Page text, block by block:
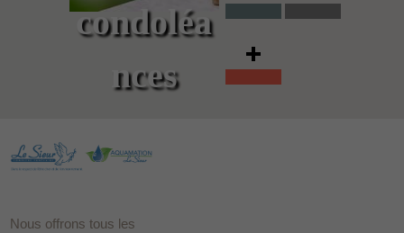
condoléa
nces
Nous offrons tous les